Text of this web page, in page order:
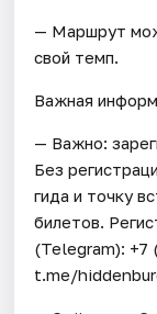
— Маршрут
свой темп.
Важная
— Важно:
Без
гида и точку
билетов.
(Telegram): +7
t.me/